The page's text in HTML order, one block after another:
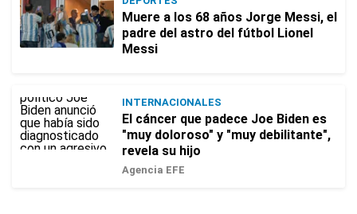
Muere a los 68 años Jorge Messi, el
padre del astro del fútbol Lionel
Messi
INTERNACIONALES
El cáncer que padece Joe Biden es
"muy doloroso" y "muy debilitante",
revela su hijo
Agencia EFE